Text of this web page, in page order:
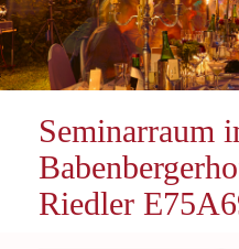
Seminarraum
Riedler